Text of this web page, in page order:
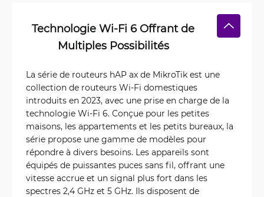
Technologie Wi-Fi 6 Offrant de
Multiples Possibilités
La série de routeurs hAP ax de MikroTik est une
collection de routeurs Wi-Fi domestiques
introduits en 2023, avec une prise en charge de la
technologie Wi-Fi 6. Conçue pour les petites
maisons, les appartements et les petits bureaux, la
série propose une gamme de modèles pour
répondre à divers besoins. Les appareils sont
équipés de puissantes puces sans fil, offrant une
vitesse accrue et un signal plus fort dans les
spectres 2,4 GHz et 5 GHz. Ils disposent de